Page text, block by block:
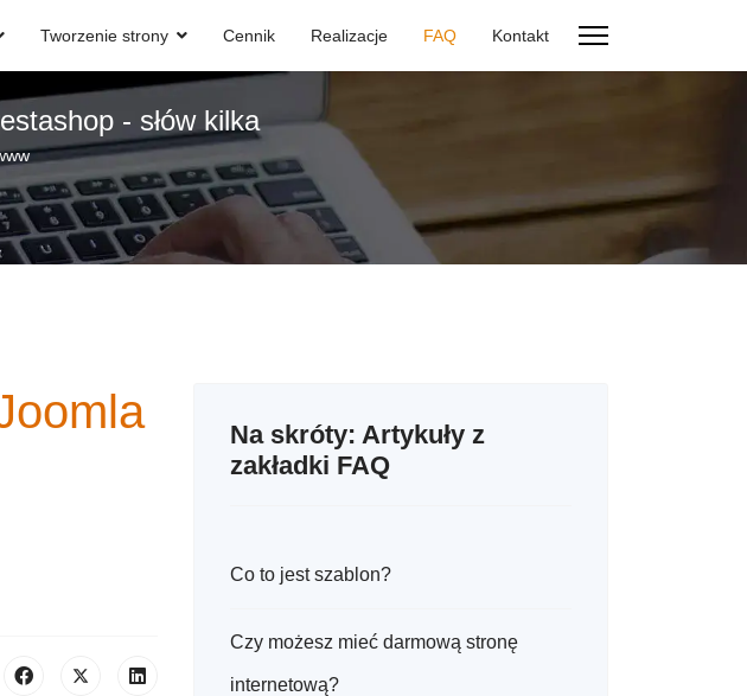
Tworzenie strony Cennik Realizacje FAQ Kontakt
- słów kilka
Na skróty: Artykuły z
zakładki FAQ
Co to jest szablon?
Czy możesz mieć darmową stronę
internetową?